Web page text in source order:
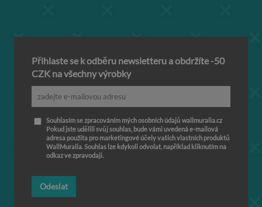
Přihlaste se k odběru newsletteru a obdržíte -50
CZK na všechny výrobky
Souhlasím se zpracováním mých osobních údajů wallmuralia.cz
Pokud jste udělili svůj souhlas, bude vámi uvedená e-mailová
adresa použita pro marketingové účely vašich vlastních produktů
WallMuralia. Souhlas lze kdykoli odvolat, například kliknutím na
odkaz ve zpravodaji.
Odeslat